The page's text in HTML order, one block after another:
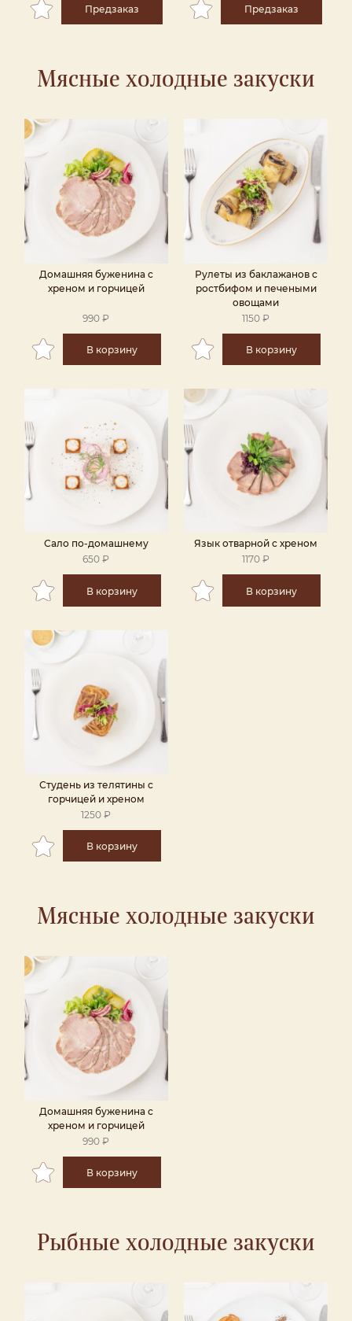
Предзаказ Предзаказ
Мясные холодные закуски
Домашняя буженина с
хреном и горчицей
990 ₽
В корзину
Рулеты из баклажанов с
ростбифом и печеными
овощами
1150 ₽
В корзину
Сало по-домашнему
650 ₽
В корзину
Язык отварной с хреном
1170 ₽
В корзину
Студень из телятины с
горчицей и хреном
1250 ₽
В корзину
Мясные холодные закуски
Домашняя буженина с
хреном и горчицей
990 ₽
В корзину
Рыбные холодные закуски